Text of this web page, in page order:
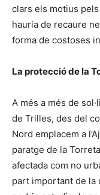
clars els motius pels
hauria de recaure
forma de costoses
La protecció de la
A més a més de
de Trilles, des del
Nord emplacem a
paratge de la
afectada com no
part important de la